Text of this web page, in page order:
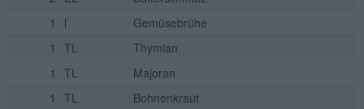
1
l
Gemüsebrühe
1
TL
Thymian
1
TL
Majoran
1
TL
Bohnenkraut